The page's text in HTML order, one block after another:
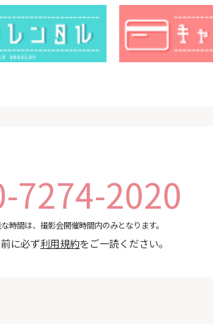
7274-2020
時間は、撮影会開催時間内のみとなります。
に必ず利用規約をご一読ください。